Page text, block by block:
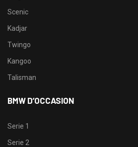
Scenic
Kadjar
Twingo
Kangoo
Talisman
BMW D’OCCASION
Serie 1
Serie 2